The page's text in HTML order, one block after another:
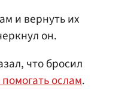
и вернуть их
он.
что бросил
помогать ослам.